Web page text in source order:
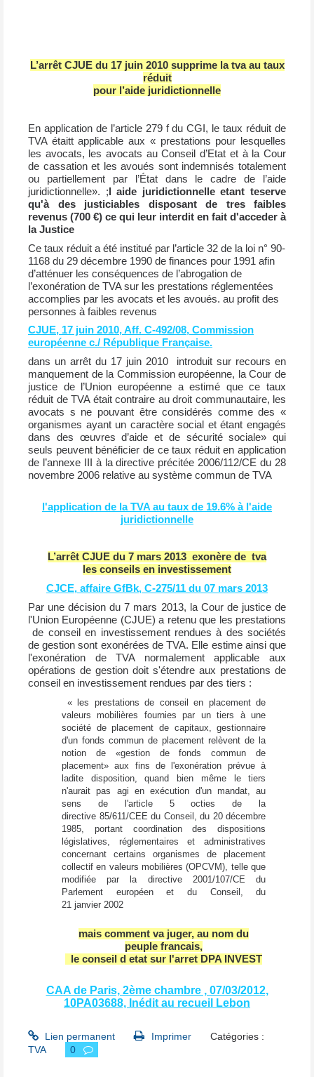
L’arrêt CJUE du 17 juin 2010 supprime la tva au taux
réduit
pour l’aide juridictionnelle
En application de l’article 279 f du CGI, le taux réduit de
TVA étaitt applicable aux « prestations pour lesquelles
les avocats, les avocats au Conseil d’Etat et à la Cour
de cassation et les avoués sont indemnisés totalement
ou partiellement par l’État dans le cadre de l’aide
juridictionnelle». ; l aide juridictionnelle etant teserve
qu'à des justiciables disposant de tres faibles
revenus (700 €) ce qui leur interdit en fait d'acceder à
la Justice
Ce taux réduit a été institué par l’article 32 de la loi n° 90-
1168 du 29 décembre 1990 de finances pour 1991 afin
d’atténuer les conséquences de l’abrogation de
l’exonération de TVA sur les prestations réglementées
accomplies par les avocats et les avoués. au profit des
personnes à faibles revenus
CJUE, 17 juin 2010, Aff. C-492/08, Commission
européenne c./ République Française.
dans un arrêt du 17 juin 2010 introduit sur recours en
manquement de la Commission européenne, la Cour de
justice de l’Union européenne a estimé que ce taux
réduit de TVA était contraire au droit communautaire, les
avocats s ne pouvant être considérés comme des «
organismes ayant un caractère social et étant engagés
dans des œuvres d’aide et de sécurité sociale» qui
seuls peuvent bénéficier de ce taux réduit en application
de l’annexe III à la directive précitée 2006/112/CE du 28
novembre 2006 relative au système commun de TVA
l'application de la TVA au taux de 19.6% à l'aide
juridictionnelle
L’arrêt CJUE du 7 mars 2013 exonère de tva
les conseils en investissement
CJCE, affaire GfBk, C-275/11 du 07 mars 2013
Par une décision du 7 mars 2013, la Cour de justice de
l'Union Européenne (CJUE) a retenu que les prestations
de conseil en investissement rendues à des sociétés
de gestion sont exonérées de TVA. Elle estime ainsi que
l'exonération de TVA normalement applicable aux
opérations de gestion doit s'étendre aux prestations de
conseil en investissement rendues par des tiers :
« les prestations de conseil en placement de
valeurs mobilières fournies par un tiers à une
société de placement de capitaux, gestionnaire
d'un fonds commun de placement relèvent de la
notion de «gestion de fonds commun de
placement» aux fins de l'exonération prévue à
ladite disposition, quand bien même le tiers
n'aurait pas agi en exécution d'un mandat, au
sens de l'article 5 octies de la
directive 85/611/CEE du Conseil, du 20 décembre
1985, portant coordination des dispositions
législatives, réglementaires et administratives
concernant certains organismes de placement
collectif en valeurs mobilières (OPCVM), telle que
modifiée par la directive 2001/107/CE du
Parlement européen et du Conseil, du
21 janvier 2002
mais comment va juger, au nom du
peuple francais,
le conseil d etat sur l'arret DPA INVEST
CAA de Paris, 2ème chambre , 07/03/2012,
10PA03688, Inédit au recueil Lebon
Lien permanent Imprimer
Catégories :
TVA
0